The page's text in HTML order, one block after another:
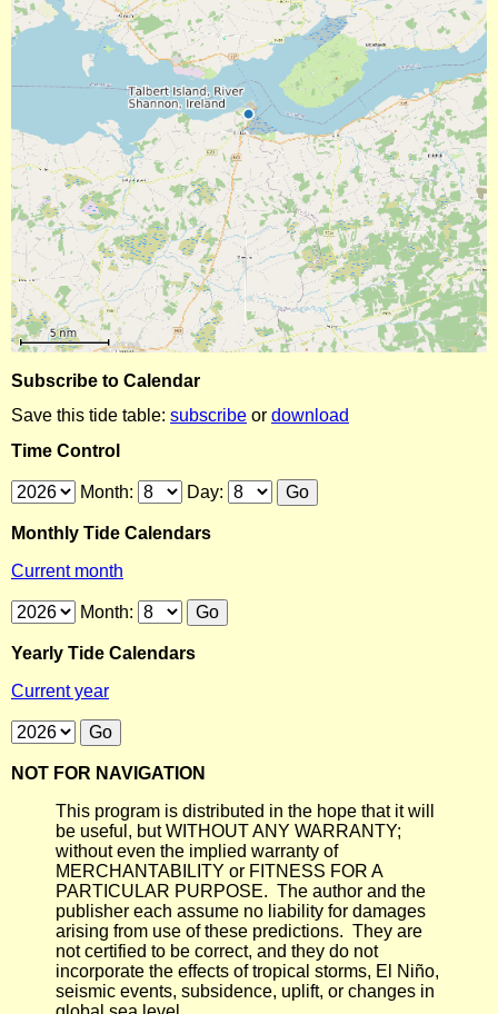
Subscribe to Calendar
Save this tide table: subscribe or download
Time Control
Month: Day:
Monthly Tide Calendars
Current month
Month:
Yearly Tide Calendars
Current year
NOT FOR NAVIGATION
This program is distributed in the hope that it will
be useful, but WITHOUT ANY WARRANTY;
without even the implied warranty of
MERCHANTABILITY or FITNESS FOR A
PARTICULAR PURPOSE. The author and the
publisher each assume no liability for damages
arising from use of these predictions. They are
not certified to be correct, and they do not
incorporate the effects of tropical storms, El Niño,
seismic events, subsidence, uplift, or changes in